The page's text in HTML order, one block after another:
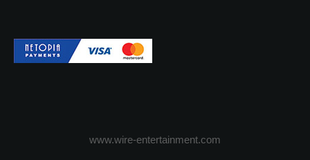
www.wire-entertainment.com